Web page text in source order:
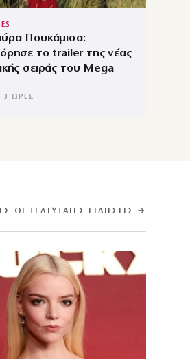
Πουκάμισα:
το trailer της νέας
σειράς του Mega
3 ΏΡΕΣ
ΟΙ ΤΕΛΕΥΤΑΊΕΣ ΕΙΔΉΣΕΙΣ →